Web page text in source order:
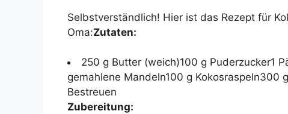
Selbstverständlich! Hier ist das Rezept für
Oma:Zutaten:
250 g Butter (weich)100 g Puderzucker1
gemahlene Mandeln100 g Kokosraspeln300
Bestreuen
Zubereitung: